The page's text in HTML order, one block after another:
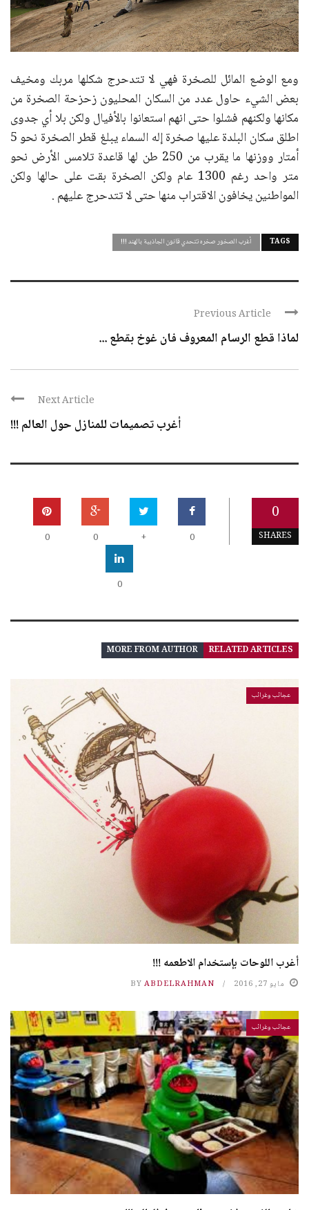
ومع الوضع المائل للصخرة فهي لا تتدحرج شكلها مربك ومخيف
بعض الشيء حاول عدد من السكان المحليون زحزحة الصخرة من
مكانها ولكنهم فشلوا حتى انهم استعانوا بالأفيال ولكن بلا أي جدوى
اطلق سكان البلدة عليها صخرة إله السماء يبلغ قطر الصخرة نحو 5
أمتار ووزنها ما يقرب من 250 طن لها قاعدة تلامس الأرض نحو
متر واحد رغم 1300 عام ولكن الصخرة بقت على حالها ولكن
المواطنين يخافون الاقتراب منها حتى لا تتدحرج عليهم .
TAGS أغرب الصخور صخره تتحدي قانون الجاذبية بالهند !!!
Previous Article
لماذا قطع الرسام المعروف فان غوخ بقطع ...
Next Article
أغرب تصميمات للمنازل حول العالم !!!
0
SHARES
0
+
0
0
0
RELATED ARTICLES
MORE FROM AUTHOR
عجائب وغرائب
أغرب اللوحات بإستخدام الاطعمه !!!
مايو 27, 2016 BY ABDELRAHMAN
عجائب وغرائب